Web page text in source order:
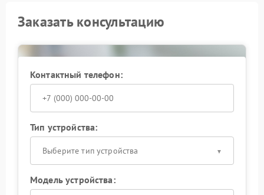
Заказать консультацию
Контактный телефон:
Тип устройства:
Выберите тип устройства
Модель устройства: